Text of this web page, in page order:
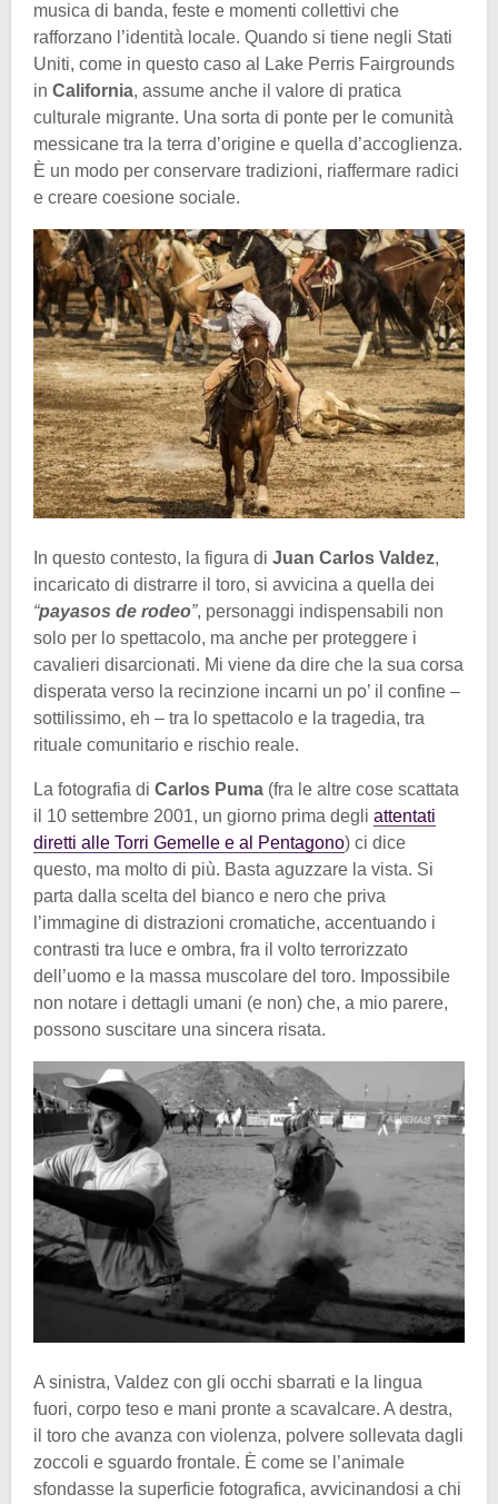
musica di banda, feste e momenti collettivi che
rafforzano l’identità locale. Quando si tiene negli Stati
Uniti, come in questo caso al Lake Perris Fairgrounds
in California, assume anche il valore di pratica
culturale migrante. Una sorta di ponte per le comunità
messicane tra la terra d’origine e quella d’accoglienza.
È un modo per conservare tradizioni, riaffermare radici
e creare coesione sociale.
In questo contesto, la figura di Juan Carlos Valdez,
incaricato di distrarre il toro, si avvicina a quella dei
“payasos de rodeo”, personaggi indispensabili non
solo per lo spettacolo, ma anche per proteggere i
cavalieri disarcionati. Mi viene da dire che la sua corsa
disperata verso la recinzione incarni un po’ il confine –
sottilissimo, eh – tra lo spettacolo e la tragedia, tra
rituale comunitario e rischio reale.
La fotografia di Carlos Puma (fra le altre cose scattata
il 10 settembre 2001, un giorno prima degli attentati
diretti alle Torri Gemelle e al Pentagono) ci dice
questo, ma molto di più. Basta aguzzare la vista. Si
parta dalla scelta del bianco e nero che priva
l’immagine di distrazioni cromatiche, accentuando i
contrasti tra luce e ombra, fra il volto terrorizzato
dell’uomo e la massa muscolare del toro. Impossibile
non notare i dettagli umani (e non) che, a mio parere,
possono suscitare una sincera risata.
A sinistra, Valdez con gli occhi sbarrati e la lingua
fuori, corpo teso e mani pronte a scavalcare. A destra,
il toro che avanza con violenza, polvere sollevata dagli
zoccoli e sguardo frontale. È come se l’animale
sfondasse la superficie fotografica, avvicinandosi a chi